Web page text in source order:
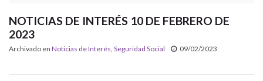
NOTICIAS DE INTERÉS 10 DE FEBRERO DE
2023
Archivado en Noticias de Interés Seguridad Social 09/02/2023